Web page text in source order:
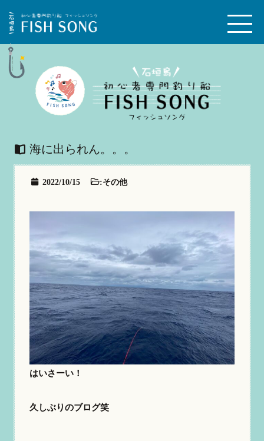
海に出られん。。。
2022/10/15 :その他
はいさーい！
久しぶりのブログ笑